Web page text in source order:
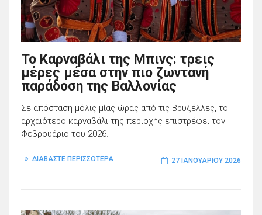
Το Καρναβάλι της Μπινς: τρεις
μέρες μέσα στην πιο ζωντανή
παράδοση της Βαλλονίας
Σε απόσταση μόλις μίας ώρας από τις Βρυξέλλες, το
αρχαιότερο καρναβάλι της περιοχής επιστρέφει τον
Φεβρουάριο του 2026.
ΔΙΑΒΑΣΤΕ ΠΕΡΙΣΣΟΤΕΡΑ 27 ΙΑΝΟΥΑΡΊΟΥ 2026